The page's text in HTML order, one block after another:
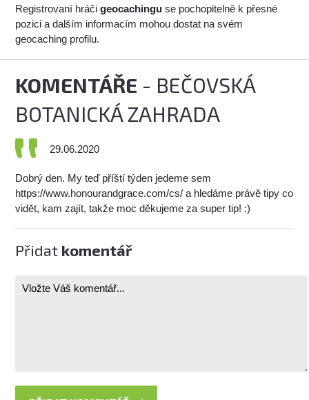
Registrovaní hráčigeocachingu se pochopitelně k přesné
pozici a dalším informacím mohou dostat na svém
geocaching profilu.
KOMENTÁŘE - BEČOVSKÁ
BOTANICKÁ ZAHRADA
29.06.2020
Dobrý den. My teď příští týden jedeme sem
https://www.honourandgrace.com/cs/ a hledáme právě tipy co
vidět, kam zajít, takže moc děkujeme za super tip! :)
Přidat komentář